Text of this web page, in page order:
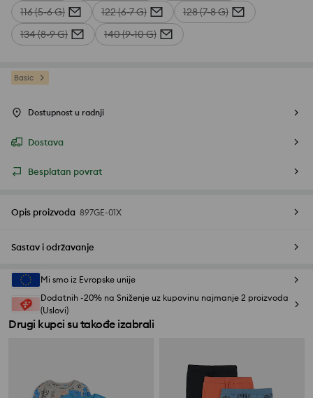
116 (5-6 G)
122 (6-7 G)
128 (7-8 G)
134 (8-9 G)
140 (9-10 G)
Basic
Dostupnost u radnji
Dostava
Besplatan povrat
Opis proizvoda 897GE-01X
Sastav i održavanje
Mi smo iz Evropske unije
Dodatnih -20% na Sniženje uz kupovinu najmanje 2 proizvoda
(Uslovi)
Drugi kupci su takođe izabrali